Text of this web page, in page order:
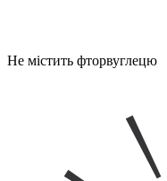
Не містить фторвуглецю